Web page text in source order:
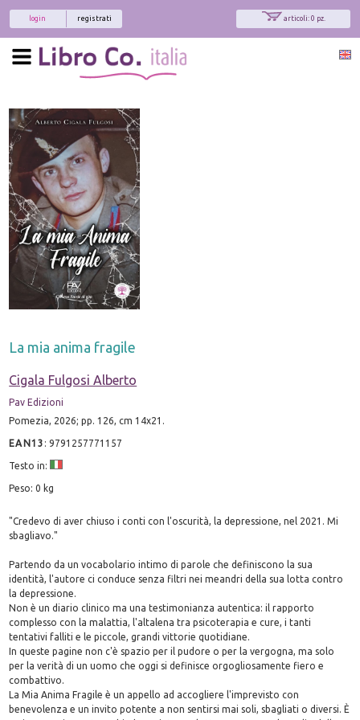
articoli: 0 pz.
registrati
login
La mia anima fragile
Cigala Fulgosi Alberto
Pav Edizioni
Pomezia, 2026; pp. 126, cm 14x21.
EAN13 :9791257771157
Testo in:
Peso: 0 kg
"Credevo di aver chiuso i conti con l'oscurità, la depressione, nel 2021. Mi
sbagliavo."
Partendo da un vocabolario intimo di parole che definiscono la sua
identità, l'autore ci conduce senza filtri nei meandri della sua lotta contro
la depressione.
Non è un diario clinico ma una testimonianza autentica: il rapporto
complesso con la malattia, l'altalena tra psicoterapia e cure, i tanti
tentativi falliti e le piccole, grandi vittorie quotidiane.
In queste pagine non c'è spazio per il pudore o per la vergogna, ma solo
per la verità di un uomo che oggi si definisce orgogliosamente fiero e
combattivo.
La Mia Anima Fragile è un appello ad accogliere l'imprevisto con
benevolenza e un invito potente a non sentirsi mai soli, sbagliati o diversi. È